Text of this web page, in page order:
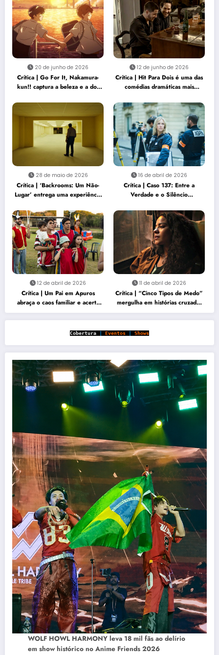
20 de junho de 2026
Crítica | Go For It, Nakamura-
kun!! captura a beleza e a dor
12 de junho de 2026
Crítica | Hit Para Dois é uma das
comédias dramáticas mais
28 de maio de 2026
Crítica | ‘Backrooms: Um Não-
Lugar’ entrega uma experiência
perturbadora
16 de abril de 2026
Crítica | Caso 137: Entre a
Verdade e o Silêncio
12 de abril de 2026
Crítica | Um Pai em Apuros
abraça o caos familiar e acerta
no carisma
11 de abril de 2026
Crítica | “Cinco Tipos de Medo”
mergulha em histórias cruzadas
marcadas por perda e vingança
Cobertura Eventos Shows
WOLF HOWL HARMONY leva 18 mil fãs ao delírio
em show histórico no Anime Friends 2026